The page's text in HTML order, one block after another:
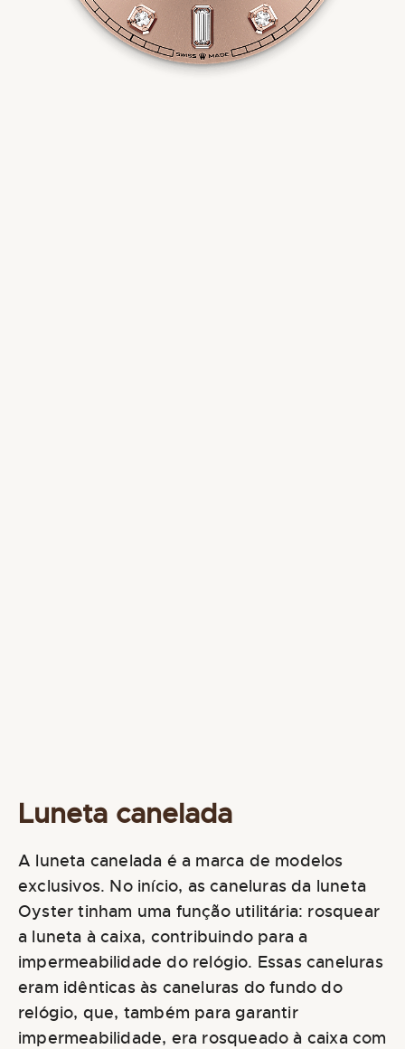
Luneta canelada
A luneta canelada é a marca de modelos
exclusivos. No início, as caneluras da luneta
Oyster tinham uma função utilitária: rosquear
a luneta à caixa, contribuindo para a
impermeabilidade do relógio. Essas caneluras
eram idênticas às caneluras do fundo do
relógio, que, também para garantir
impermeabilidade, era rosqueado à caixa com